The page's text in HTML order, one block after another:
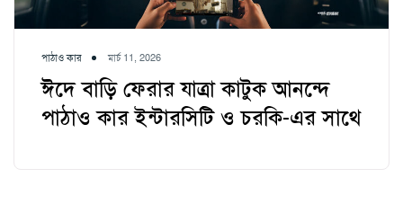
পাঠাও কার মার্চ 11, 2026
ঈদে বাড়ি ফেরার যাত্রা কাটুক আনন্দে
পাঠাও কার ইন্টারসিটি ও চরকি-এর সাথে